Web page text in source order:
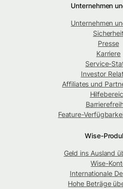
Unternehmen
Unternehmen
Presse
Karriere
Service-
Investor
Affiliates und
Feature-
Wise-
Geld ins Ausland
Wise-
Internationale
Hohe Beträge